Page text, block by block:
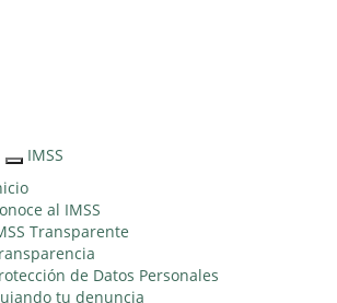
Interruptor
de
Navegación
IMSS
al IMSS
Transparente
de Datos Personales
tu denuncia